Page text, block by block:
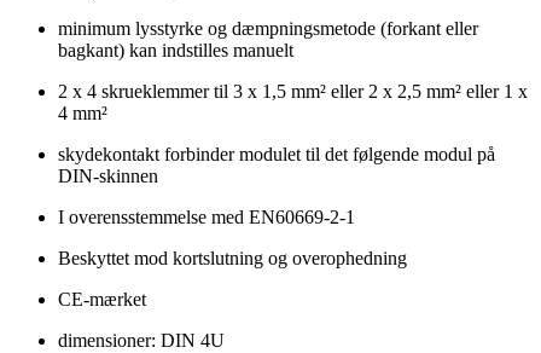
minimum lysstyrke og dæmpningsmetode (forkant eller
bagkant) kan indstilles manuelt
2 x 4 skrueklemmer til 3 x 1,5 mm² eller 2 x 2,5 mm² eller 1 x
4 mm²
skydekontakt forbinder modulet til det følgende modul på
DIN-skinnen
I overensstemmelse med EN60669-2-1
Beskyttet mod kortslutning og overophedning
CE-mærket
dimensioner: DIN 4U